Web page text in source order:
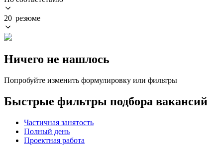
20 резюме
Ничего не нашлось
Попробуйте изменить формулировку или фильтры
Быстрые фильтры подбора вакансий
Частичная занятость
Полный день
Проектная работа